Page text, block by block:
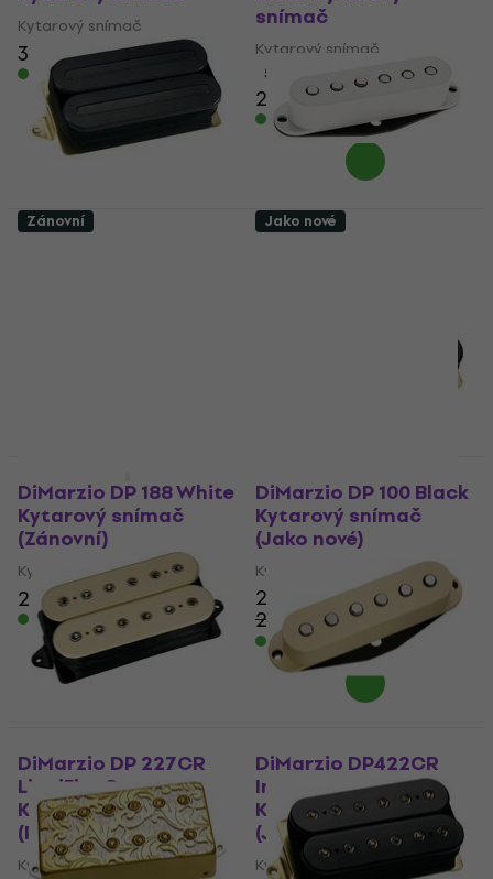
Kytarový snímač
3 855 Kč3 894 Kč
Skladem
snímač
Kytarový snímač
5
2 734 Kč
Skladem
Zánovní
DiMarzio DP 188 White
Kytarový snímač
(Zánovní)
Kytarový snímač
2 616 Kč
Skladem
Jako nové
DiMarzio DP 100 Black
Kytarový snímač
(Jako nové)
Kytarový snímač
2 290 Kč
2 429 Kč
Skladem
DiMarzio DP 227CR
LiquiFire Cream
Kytarový snímač
(Pouze rozbaleno)
Kytarový snímač
DiMarzio DP422CR
Injector Neck Cream
Kytarový snímač
(Jako nové)
Kytarový snímač